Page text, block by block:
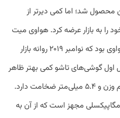
شد؛ اما کمی دیرتر از
به بازار عرضه کرد. هواوی میت
ایکس نام اولین گوشی تاشو هواوی بود که نوامبر ۲۰۱۹ روانه بازار
گوشی‌های تاشو کمی بهتر ظاهر
شد. این فبلت ۸ اینچی ۲۹۵ گرم وزن و ۵.۴ میلی‌متر ضخامت دارد.
این گوشی به دوربین ۴گانه ۴۰ مگاپیکسلی مجهز است که از آن به